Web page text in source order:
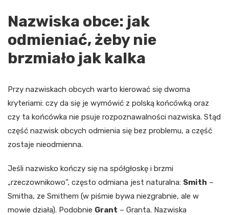
Nazwiska obce: jak
odmieniać, żeby nie
brzmiało jak kalka
Przy nazwiskach obcych warto kierować się dwoma
kryteriami: czy da się je wymówić z polską końcówką oraz
czy ta końcówka nie psuje rozpoznawalności nazwiska. Stąd
część nazwisk obcych odmienia się bez problemu, a część
zostaje nieodmienna.
Jeśli nazwisko kończy się na spółgłoskę i brzmi
„rzeczownikowo”, często odmiana jest naturalna: Smith –
Smitha, ze Smithem (w piśmie bywa niezgrabnie, ale w
mowie działa). Podobnie Grant – Granta. Nazwiska